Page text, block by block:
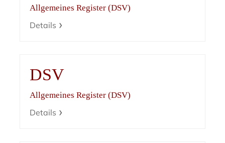
Allgemeines Register (DSV)
Details
DSV
Allgemeines Register (DSV)
Details